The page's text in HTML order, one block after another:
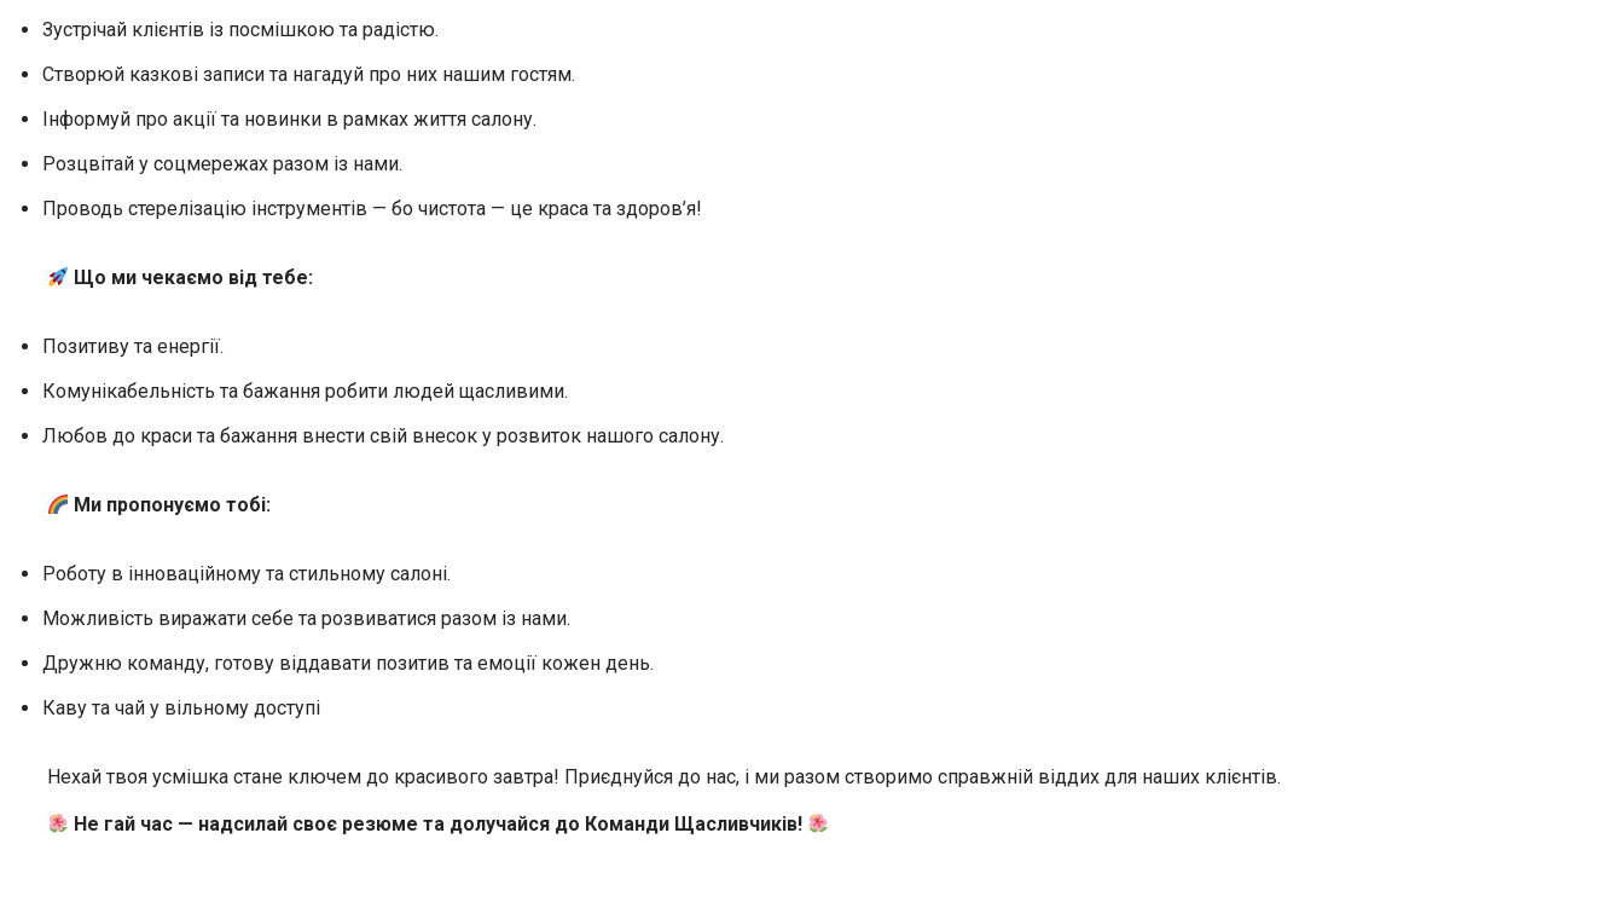
Зустрічай клієнтів із посмішкою та радістю.
Створюй казкові записи та нагадуй про них нашим гостям.
Інформуй про акції та новинки в рамках життя салону.
Розцвітай у соцмережах разом із нами.
Проводь стерелізацію інструментів — бо чистота — це краса та здоров’я!
Що ми чекаємо від тебе:
Позитиву та енергії.
Комунікабельність та бажання робити людей щасливими.
Любов до краси та бажання внести свій внесок у розвиток нашого салону.
Ми пропонуємо тобі:
Роботу в інноваційному та стильному салоні.
Можливість виражати себе та розвиватися разом із нами.
Дружню команду, готову віддавати позитив та емоції кожен день.
Каву та чай у вільному доступі
Нехай твоя усмішка стане ключем до красивого завтра! Приєднуйся до нас, і ми разом створимо справжній віддих для наших клієнтів.
Не гай час — надсилай своє резюме та долучайся до Команди Щасливчиків!